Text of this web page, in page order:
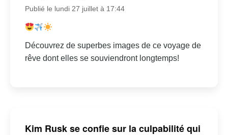
Publié le lundi 27 juillet à 17:44
Découvrez de superbes images de ce voyage de
rêve dont elles se souviendront longtemps!
Kim Rusk se confie sur la culpabilité qui